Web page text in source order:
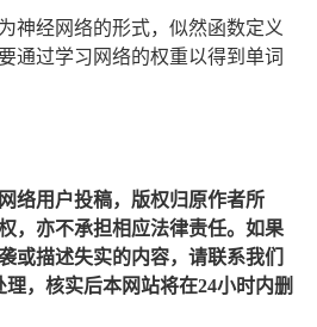
神经网络的形式，似然函数定义
通过学习网络的权重以得到单词
络用户投稿，版权归原作者所
，亦不承担相应法律责任。如果
或描述失实的内容，请联系我们
理，核实后本网站将在24小时内删